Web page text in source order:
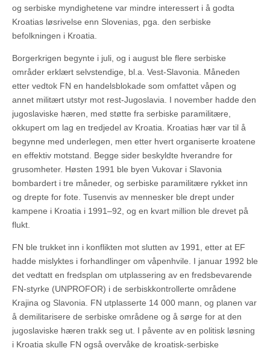
og serbiske myndighetene var mindre interessert i å godta
Kroatias løsrivelse enn Slovenias, pga. den serbiske
befolkningen i Kroatia.
Borgerkrigen begynte i juli, og i august ble flere serbiske
områder erklært selvstendige, bl.a. Vest-Slavonia. Måneden
etter vedtok FN en handelsblokade som omfattet våpen og
annet militært utstyr mot rest-Jugoslavia. I november hadde den
jugoslaviske hæren, med støtte fra serbiske paramilitære,
okkupert om lag en tredjedel av Kroatia. Kroatias hær var til å
begynne med underlegen, men etter hvert organiserte kroatene
en effektiv motstand. Begge sider beskyldte hverandre for
grusomheter. Høsten 1991 ble byen Vukovar i Slavonia
bombardert i tre måneder, og serbiske paramilitære rykket inn
og drepte for fote. Tusenvis av mennesker ble drept under
kampene i Kroatia i 1991–92, og en kvart million ble drevet på
flukt.
FN ble trukket inn i konflikten mot slutten av 1991, etter at EF
hadde mislyktes i forhandlinger om våpenhvile. I januar 1992 ble
det vedtatt en fredsplan om utplassering av en fredsbevarende
FN-styrke (UNPROFOR) i de serbiskkontrollerte områdene
Krajina og Slavonia. FN utplasserte 14 000 mann, og planen var
å demilitarisere de serbiske områdene og å sørge for at den
jugoslaviske hæren trakk seg ut. I påvente av en politisk løsning
i Kroatia skulle FN også overvåke de kroatisk-serbiske